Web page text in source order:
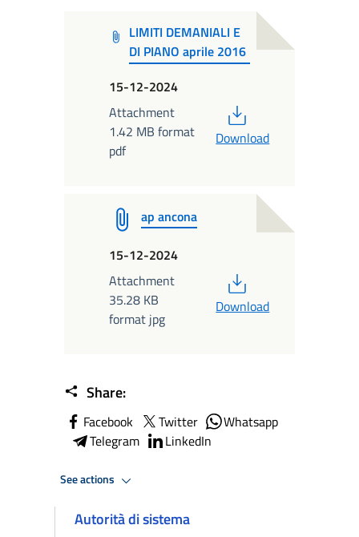
LIMITI DEMANIALI E
DI PIANO aprile 2016
15-12-2024
Attachment
1.42 MB format
pdf
Download
ap ancona
15-12-2024
Attachment
35.28 KB
format jpg
Download
Share:
Facebook Twitter
Whatsapp
Telegram
LinkedIn
See actions
Autorità di sistema